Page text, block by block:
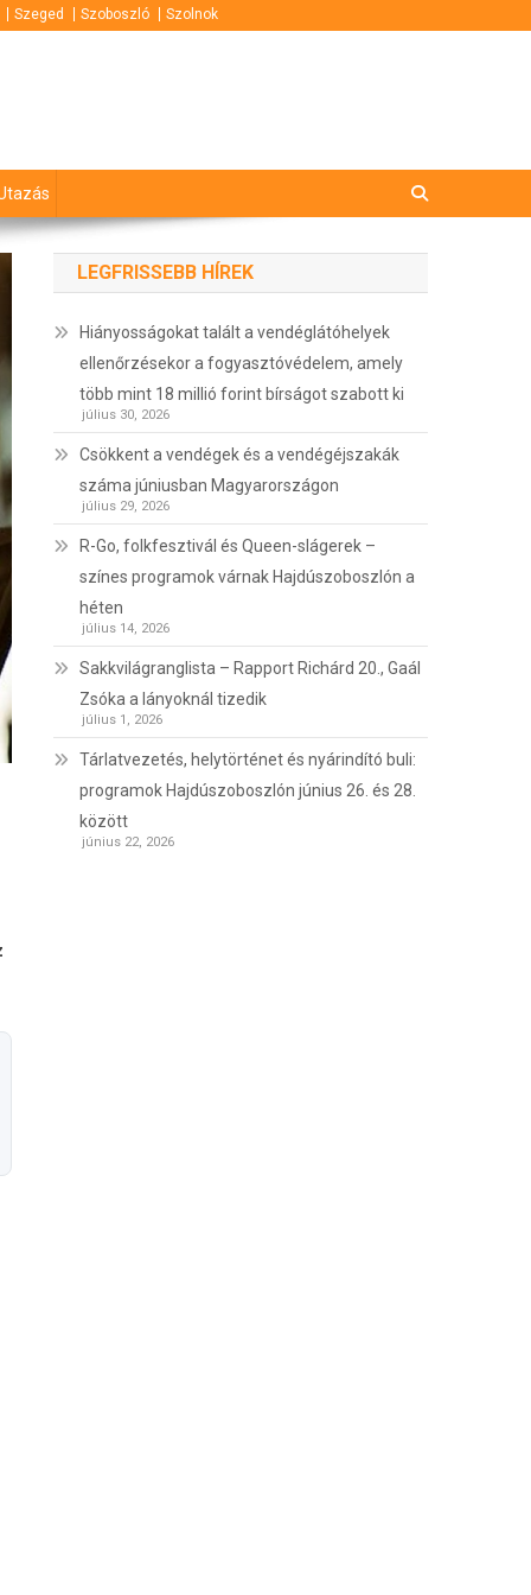
Szeged Szoboszló Szolnok
LEGFRISSEBB HÍREK
Hiányosságokat talált a vendéglátóhelyek
ellenőrzésekor a fogyasztóvédelem, amely
több mint 18 millió forint bírságot szabott ki
július 30, 2026
Csökkent a vendégek és a vendégéjszakák
száma júniusban Magyarországon
július 29, 2026
R-Go, folkfesztivál és Queen-slágerek –
színes programok várnak Hajdúszoboszlón a
héten
július 14, 2026
Sakkvilágranglista – Rapport Richárd 20., Gaál
Zsóka a lányoknál tizedik
július 1, 2026
Tárlatvezetés, helytörténet és nyárindító buli:
programok Hajdúszoboszlón június 26. és 28.
között
június 22, 2026